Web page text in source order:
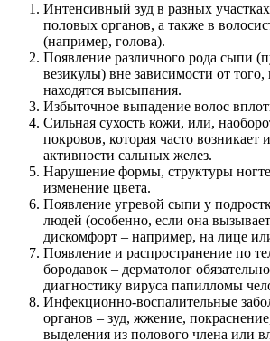
Интенсивный зуд в разных
половых органов, а также в
(например, голова).
Появление различного рода сыпи
везикулы) вне зависимости от того,
находятся высыпания.
Избыточное выпадение волос
Сильная сухость кожи, или,
покровов, которая часто возникает
активности сальных желез.
Нарушение формы, структуры
изменение цвета.
Появление угревой сыпи у
людей (особенно, если она
дискомфорт – например, на лице
Появление и распространение по
бородавок – дерматолог
диагностику вируса папилломы
Инфекционно-воспалительные
органов – зуд, жжение,
выделения из полового члена или